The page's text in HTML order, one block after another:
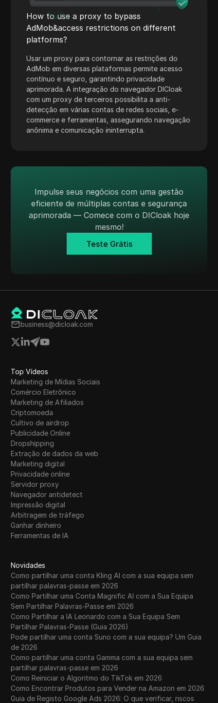
Skrill
Snapchat
SoundCloud
Spotify
Square
Stripe
Taboola
Target
TikTok Ads
TransferWise
Vimeo
Wayfair
WebMoney
WeChat
Western Union
WhatsApp Business
Wish
Yahoo Gemini
YouTube
YouTube Premium
Zalando
How to use a proxy to bypass
AdMob&access restrictions on different
platforms?
Usar um proxy para contornar as restrições do
AdMob em diversas plataformas permite acesso
contínuo e seguro, garantindo privacidade
aprimorada. A integração do navegador DICloak
com um proxy de terceiros possibilita a anti-
detecção em várias contas de redes sociais, e-
commerce e ferramentas, assegurando navegação
anônima e comunicação ininterrupta.
Impulse seus negócios com uma gestão
eficiente de múltiplas contas e segurança
aprimorada — Comece com o DICloak hoje
mesmo!
Teste Grátis
business@dicloak.com
Top Vídeos
Marketing de Mídias Sociais
Comércio Eletrônico
Marketing de Afiliados
Criptomoeda
Cultivo de airdrop
Publicidade Online
Dropshipping
Extração de dados da web
Marketing digital
Privacidade online
Servidor proxy
Navegador antidetect
Impressão digital
Arbitragem de tráfego
Ganhar dinheiro
Ferramentas de IA
Novidades
Como partilhar uma conta Kling AI com a sua equipa sem
partilhar palavras-passe em 2026
Como Partilhar uma Conta Magnific AI com a Sua Equipa
Sem Partilhar Palavras-Passe em 2026
Como Partilhar a IA Leonardo com a Sua Equipa Sem
Partilhar Palavras-Passe (Guia 2026)
Pode partilhar uma conta Suno com a sua equipa? Um Guia
de 2026
Como partilhar uma conta Gamma com a sua equipa sem
partilhar palavras-passe em 2026
Como Reiniciar o Algoritmo do TikTok em 2026
Como Encontrar Produtos para Vender na Amazon em 2026
Guia de Registo Google Ads 2026: O que verificar, riscos